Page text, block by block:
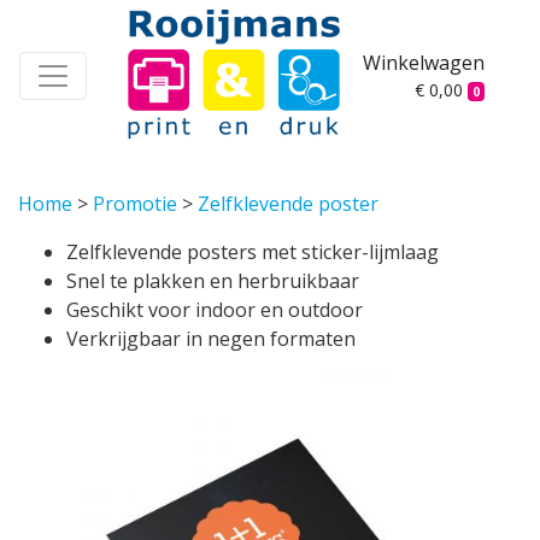
Winkelwagen
€ 0,00 0
Home > Promotie > Zelfklevende poster
Zelfklevende posters met sticker-lijmlaag
Snel te plakken en herbruikbaar
Geschikt voor indoor en outdoor
Verkrijgbaar in negen formaten